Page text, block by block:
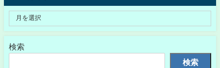
検索
検索